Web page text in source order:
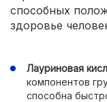
способных
здоровье
Лауриновая
компонентов
способна